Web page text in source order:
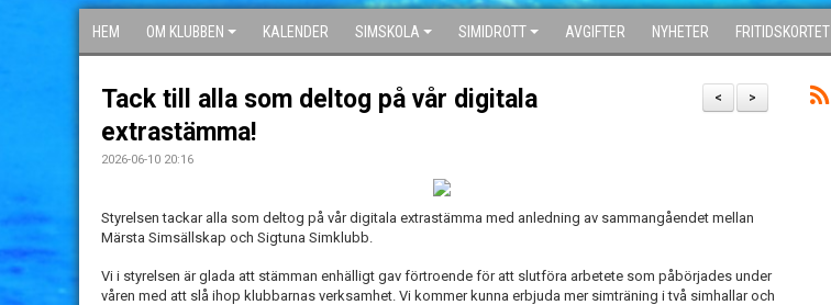
HEM OM KLUBBEN KALENDER SIMSKOLA SIMIDROTT AVGIFTER NYHETER FRITIDSKORTET
>
<
Tack till alla som deltog på vår digitala
extrastämma!
2026-06-10 20:16
Styrelsen tackar alla som deltog på vår digitala extrastämma med anledning av sammangåendet mellan
Märsta Simsällskap och Sigtuna Simklubb.
Vi i styrelsen är glada att stämman enhälligt gav förtroende för att slutföra arbetete som påbörjades under
våren med att slå ihop klubbarnas verksamhet. Vi kommer kunna erbjuda mer simträning i två simhallar och